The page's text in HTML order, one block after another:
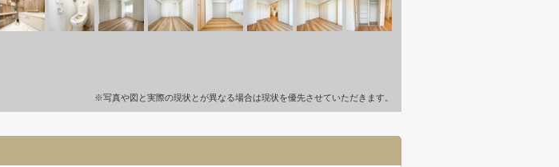
※写真や図と実際の現状とが異なる場合は現状を優先させていただきます。